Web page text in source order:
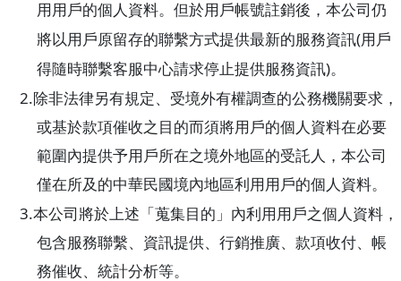
用用戶的個人資料。但於用戶帳號註銷後，本公司仍
將以用戶原留存的聯繫方式提供最新的服務資訊(用戶
得隨時聯繫客服中心請求停止提供服務資訊)。
2.除非法律另有規定、受境外有權調查的公務機關要求，
或基於款項催收之目的而須將用戶的個人資料在必要
範圍內提供予用戶所在之境外地區的受託人，本公司
僅在所及的中華民國境內地區利用用戶的個人資料。
3.本公司將於上述「蒐集目的」內利用用戶之個人資料，
包含服務聯繫、資訊提供、行銷推廣、款項收付、帳
務催收、統計分析等。